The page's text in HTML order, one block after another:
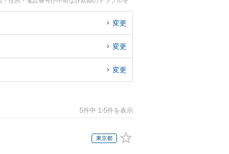
初回相談無料で本名・住所・電話番号が不明な
変更
変更
変更
5件中 1-5件を表示
東京都